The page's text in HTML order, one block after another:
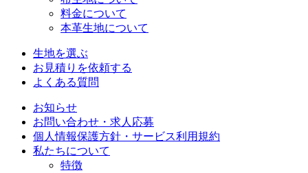
料金について
本革生地について
生地を選ぶ
お見積りを依頼する
よくある質問
お知らせ
お問い合わせ・求人応募
個人情報保護方針・サービス利用規約
私たちについて
特徴